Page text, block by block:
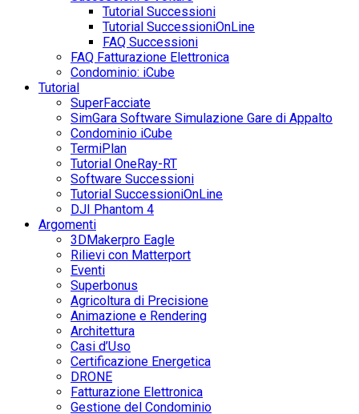
Tutorial Successioni
Tutorial SuccessioniOnLine
FAQ Successioni
FAQ Fatturazione Elettronica
Condominio: iCube
Tutorial
SuperFacciate
SimGara Software Simulazione Gare di Appalto
Condominio iCube
TermiPlan
Tutorial OneRay-RT
Software Successioni
Tutorial SuccessioniOnLine
DJI Phantom 4
Argomenti
3DMakerpro Eagle
Rilievi con Matterport
Eventi
Superbonus
Agricoltura di Precisione
Animazione e Rendering
Architettura
Casi d’Uso
Certificazione Energetica
DRONE
Fatturazione Elettronica
Gestione del Condominio